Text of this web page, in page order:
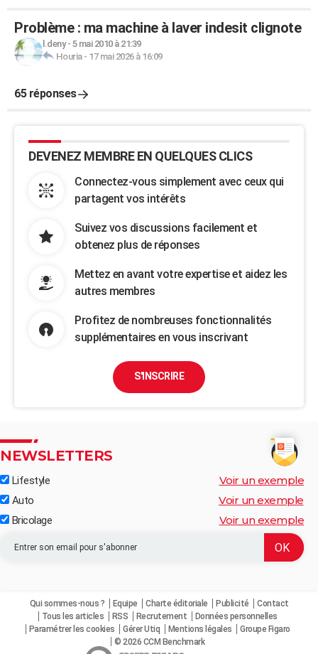
Problème : ma machine à laver indesit clignote
l.deny- 5 mai 2010 à 21:39
Houria- 17 mai 2026 à 16:09
65 réponses
DEVENEZ MEMBRE EN QUELQUES CLICS
Connectez-vous simplement avec ceux qui
partagent vos intérêts
Suivez vos discussions facilement et
obtenez plus de réponses
Mettez en avant votre expertise et aidez les
autres membres
Profitez de nombreuses fonctionnalités
supplémentaires en vous inscrivant
S'INSCRIRE
NEWSLETTERS
Lifestyle Voir un exemple
Auto Voir un exemple
Bricolage Voir un exemple
Qui sommes-nous ? Equipe Charte éditoriale Publicité
Contact
Tous les articles
RSS Recrutement
Données personnelles
Paramétrer les cookies
Gérer Utiq Mentions légales
Groupe Figaro
© 2026 CCM Benchmark